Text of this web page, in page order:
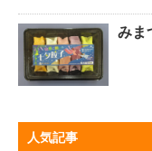
みま
人気記事